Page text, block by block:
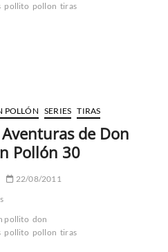
pollito pollon tiras
POLLÓN SERIES TIRAS
de Don
Pollón 30
22/08/2011
pollito don
pollito pollon tiras